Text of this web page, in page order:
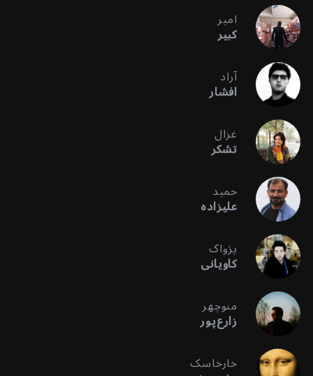
امیر
کبیر
آراد
افشار
غزال
تشکر
حمید
علیزاده
پژواک
کاویانی
منوچهر
زارع‌پور
خارخاسک